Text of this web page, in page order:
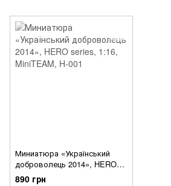
Миниатюра «Український
доброволець 2014», HERO
series, 1:16, MiniTEAM, H-001
890 грн